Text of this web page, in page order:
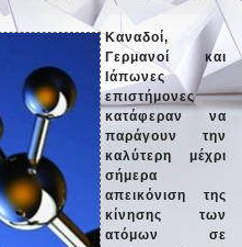
Καναδοί,
Γερμανοί και
Ιάπωνες
επιστήμονες
κατάφεραν να
παράγουν την
καλύτερη μέχρι
σήμερα
απεικόνιση της
κίνησης των
ατόμων σε